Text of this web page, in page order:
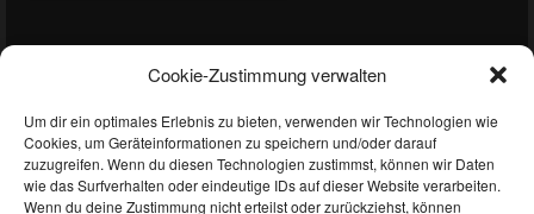
Cookie-Zustimmung verwalten
Um dir ein optimales Erlebnis zu bieten, verwenden wir Technologien wie
Cookies, um Geräteinformationen zu speichern und/oder darauf
zuzugreifen. Wenn du diesen Technologien zustimmst, können wir Daten
wie das Surfverhalten oder eindeutige IDs auf dieser Website verarbeiten.
Wenn du deine Zustimmung nicht erteilst oder zurückziehst, können
Premiere in der Porsche Enduracne Trophy
NLS und RCN – Double Header 2.0